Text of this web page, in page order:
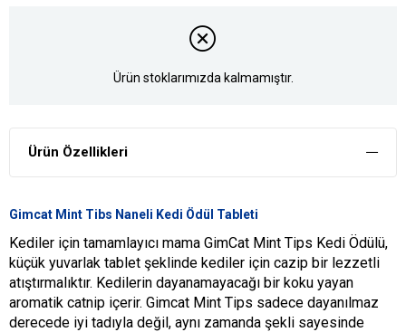
Ürün stoklarımızda kalmamıştır.
Ürün Özellikleri
Gimcat Mint Tibs Naneli Kedi Ödül Tableti
Kediler için tamamlayıcı mama GimCat Mint Tips Kedi Ödülü,
küçük yuvarlak tablet şeklinde kediler için cazip bir lezzetli
atıştırmalıktır. Kedilerin dayanamayacağı bir koku yayan
aromatik catnip içerir. Gimcat Mint Tips sadece dayanılmaz
derecede iyi tadıyla değil, aynı zamanda şekli sayesinde